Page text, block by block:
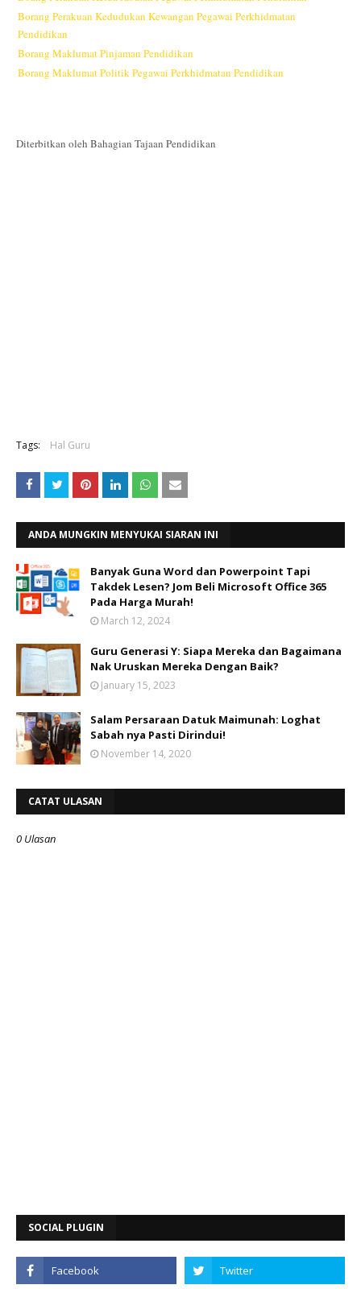
Borang Perakuan Kedudukan Kewangan Pegawai Perkhidmatan
Pendidikan
Borang Maklumat Pinjaman Pendidikan
Borang Maklumat Politik Pegawai Perkhidmatan Pendidikan
Diterbitkan oleh Bahagian Tajaan Pendidikan
Tags: Hal Guru
ANDA MUNGKIN MENYUKAI SIARAN INI
Banyak Guna Word dan Powerpoint Tapi
Takdek Lesen? Jom Beli Microsoft Office 365
Pada Harga Murah!
March 12, 2024
Guru Generasi Y: Siapa Mereka dan Bagaimana
Nak Uruskan Mereka Dengan Baik?
January 15, 2023
Salam Persaraan Datuk Maimunah: Loghat
Sabah nya Pasti Dirindui!
November 14, 2020
CATAT ULASAN
0 Ulasan
SOCIAL PLUGIN